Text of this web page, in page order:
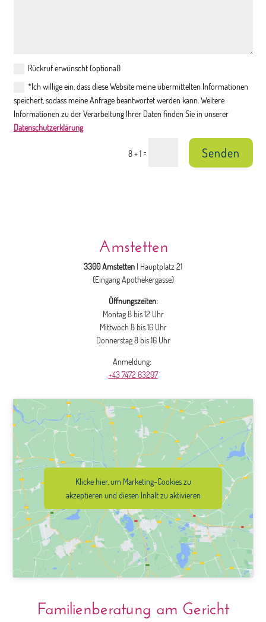
Rückruf erwünscht (optional)
*Ich willige ein, dass diese Website meine übermittelten Informationen
speichert, sodass meine Anfrage beantwortet werden kann. Weitere
Informationen zu der Verarbeitung Ihrer Daten finden Sie in unserer
Datenschutzerklärung
8 + 1= Senden
Amstetten
3300 Amstetten | Hauptplatz 21
(Eingang Apothekergasse)
Öffnungszeiten:
Montag 8 bis 12 Uhr
Mittwoch 8 bis 16 Uhr
Donnerstag 8 bis 16 Uhr
Anmeldung:
+43 7472 63297
Klicke hier, um Marketing-Cookies zu
akzeptieren und diesen Inhalt zu aktivieren
Familienberatung am Gericht